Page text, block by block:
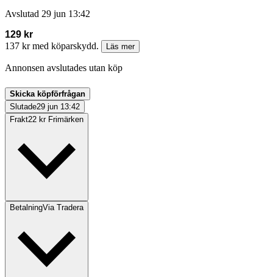
Avslutad 29 jun 13:42
129 kr
137 kr med köparskydd.
Läs mer
Annonsen avslutades utan köp
Skicka köpförfrågan
Slutade29 jun 13:42
Frakt22 kr Frimärken
BetalningVia Tradera